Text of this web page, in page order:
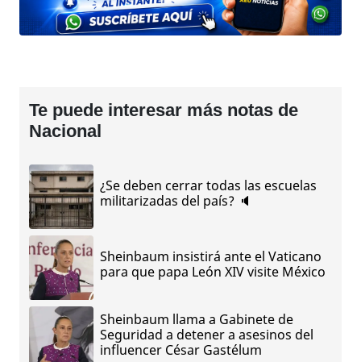
Te puede interesar más notas de
Nacional
¿Se deben cerrar todas las escuelas
militarizadas del país? 🔈
Sheinbaum insistirá ante el Vaticano
para que papa León XIV visite México
Sheinbaum llama a Gabinete de
Seguridad a detener a asesinos del
influencer César Gastélum